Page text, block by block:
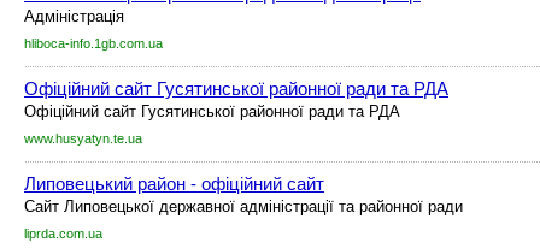
Адміністрація
hliboca-info.1gb.com.ua
Офіційний сайт Гусятинської районної ради та РДА
Офіційний сайт Гусятинської районної ради та РДА
www.husyatyn.te.ua
Липовецький район - офіційний сайт
Сайт Липовецької державної адміністрації та районної ради
liprda.com.ua